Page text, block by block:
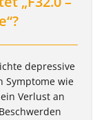
depressive
Symptome wie
Verlust an